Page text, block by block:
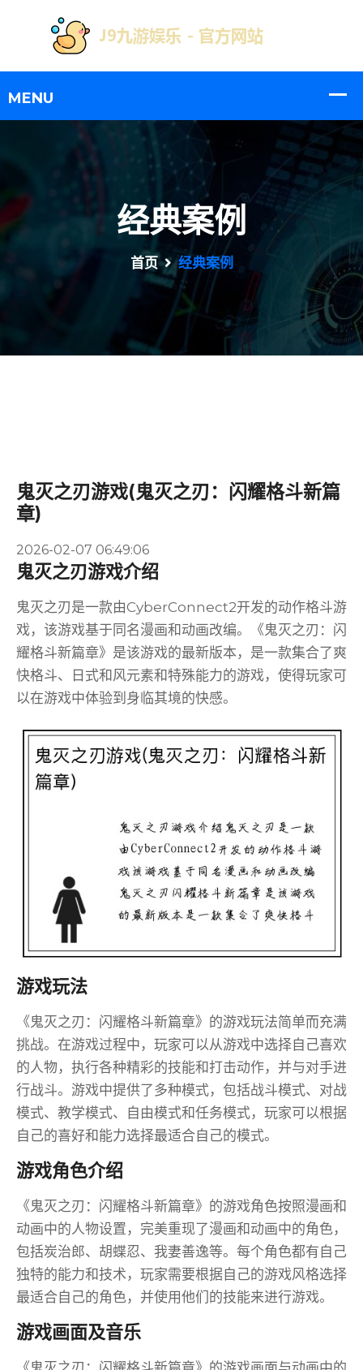
经典案例
首页 经典案例
鬼灭之刃游戏(鬼灭之刃：闪耀格斗新篇
章)
2026-02-07 06:49:06
鬼灭之刃游戏介绍
鬼灭之刃是一款由CyberConnect2开发的动作格斗游
戏，该游戏基于同名漫画和动画改编。《鬼灭之刃：闪
耀格斗新篇章》是该游戏的最新版本，是一款集合了爽
快格斗、日式和风元素和特殊能力的游戏，使得玩家可
以在游戏中体验到身临其境的快感。
游戏玩法
《鬼灭之刃：闪耀格斗新篇章》的游戏玩法简单而充满
挑战。在游戏过程中，玩家可以从游戏中选择自己喜欢
的人物，执行各种精彩的技能和打击动作，并与对手进
行战斗。游戏中提供了多种模式，包括战斗模式、对战
模式、教学模式、自由模式和任务模式，玩家可以根据
自己的喜好和能力选择最适合自己的模式。
游戏角色介绍
《鬼灭之刃：闪耀格斗新篇章》的游戏角色按照漫画和
动画中的人物设置，完美重现了漫画和动画中的角色，
包括炭治郎、胡蝶忍、我妻善逸等。每个角色都有自己
独特的能力和技术，玩家需要根据自己的游戏风格选择
最适合自己的角色，并使用他们的技能来进行游戏。
游戏画面及音乐